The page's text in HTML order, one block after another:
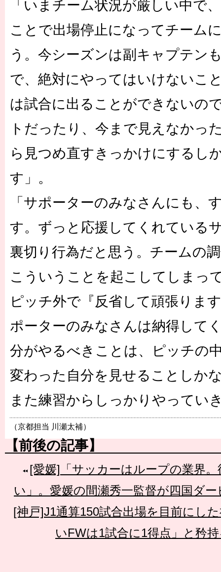
「いまチーム状況が厳しい中で
ことで出場停止になってチーム
う。今シーズンは副キャプテン
で、絶対にやってはいけないこ
は試合に出ることができないの
トだったり、今まで見えなかっ
ら見つめ直すきっかけにするし
す」。
「サポーターのみなさんにも、
す。ずっと応援してくれている
裏切り行為だと思う。チームの
こういうことを起こしてしまっ
ピッチ外で『反省して頑張りま
ポーターのみなさんは納得して
分がやるべきことは、ピッチの
変わった自分を見せることしか
また練習からしっかりやってい
（京都担当 川瀬太補）
【前後の記事】
[愛媛]「サッカーはループの業界
い」。愛媛の間瀬秀一監督が四国ダ
[神戸]J1通算150試合出場を目前にし
いFWは1試合に1得点」と矜